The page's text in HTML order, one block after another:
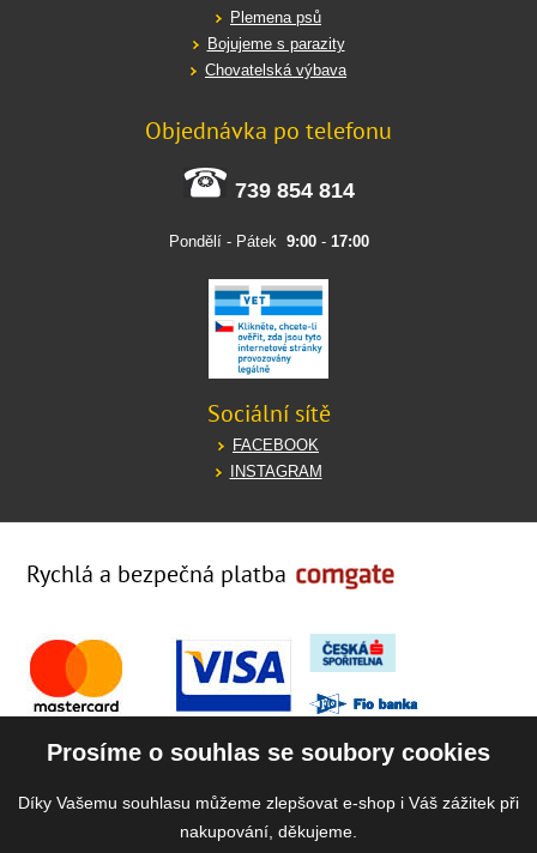
Plemena psů
Bojujeme s parazity
Chovatelská výbava
Objednávka po telefonu
739 854 814
Pondělí - Pátek 9:00- 17:00
Sociální sítě
FACEBOOK
INSTAGRAM
Rychlá a bezpečná platba
Prosíme o souhlas se soubory cookies
Díky Vašemu souhlasu můžeme zlepšovat e-shop i Váš zážitek při
nakupování, děkujeme.